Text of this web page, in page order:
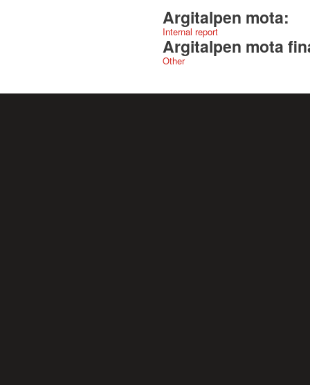
Argitalpen mota:
Internal report
Argitalpen mota
Other